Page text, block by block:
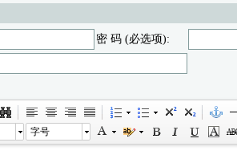
密 码 (必选项):
字号